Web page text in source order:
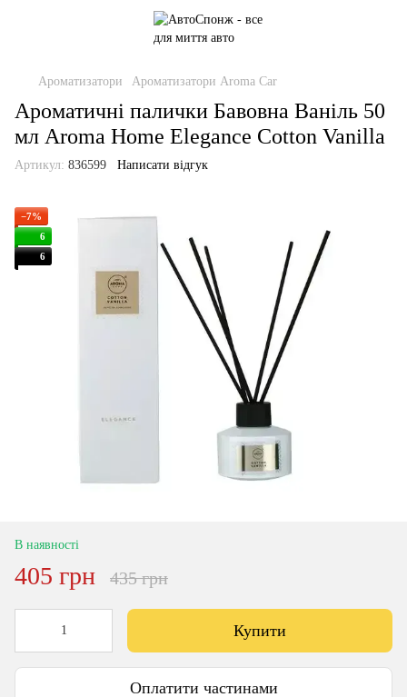
Ароматизатори Ароматизатори Aroma Car
Ароматичні палички Бавовна Ваніль 50
мл Aroma Home Elegance Cotton Vanilla
Артикул: 836599 Написати відгук
−7%
6
6
В наявності
405 грн 435 грн
Купити
Оплатити частинами